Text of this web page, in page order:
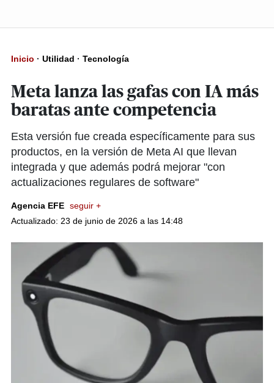
Inicio · Utilidad · Tecnología
Meta lanza las gafas con IA más
baratas ante competencia
Esta versión fue creada específicamente para sus
productos, en la versión de Meta AI que llevan
integrada y que además podrá mejorar "con
actualizaciones regulares de software"
Agencia EFE seguir +
Actualizado: 23 de junio de 2026 a las 14:48